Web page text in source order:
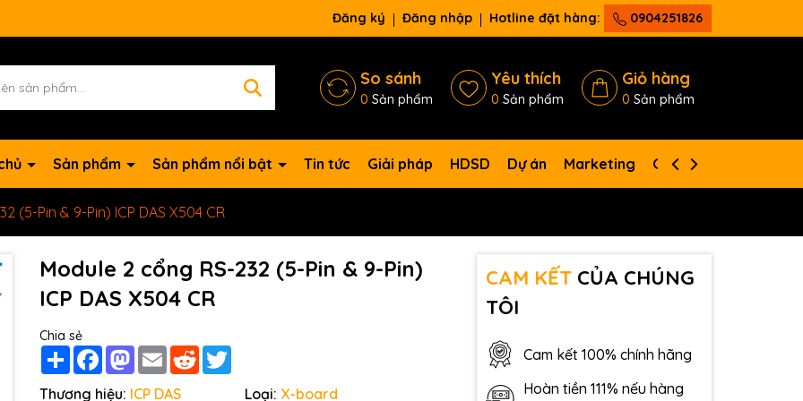
Đăng ký Đăng nhập Hotline đặt hàng: 0904251826
So sánh
0 Sản phẩm
Yêu thích
0 Sản phẩm
Giỏ hàng
0 Sản phẩm
Sản phẩm Sản phẩm nổi bật Tin tức Giải pháp HDSD Dự án Marketing Giới thiệu
(5-Pin & 9-Pin) ICP DAS X504 CR
Module 2 cổng RS-232 (5-Pin & 9-Pin)
ICP DAS X504 CR
Chia sẻ
Share FacebookMastodon
Email Reddit
Thương hiệu: ICP DAS Loại: X-board
CAM KẾTCỦA CHÚNG
TÔI
Cam kết 100% chính hãng
Hoàn tiền 111% nếu hàng
Mã giảm giá:
Ngày hết hạn: